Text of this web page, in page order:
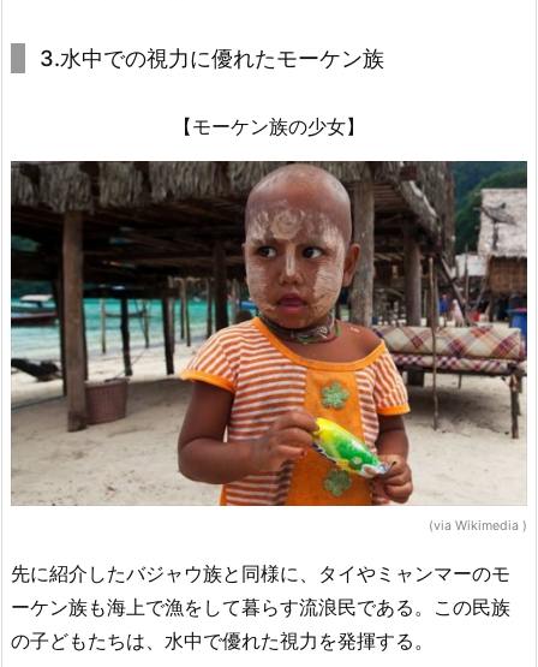
3.水中での視力に優れたモーケン族
【モーケン族の少女】
(via Wikimedia )
先に紹介したバジャウ族と同様に、タイやミャンマーのモ
ーケン族も海上で漁をして暮らす流浪民である。この民族
の子どもたちは、水中で優れた視力を発揮する。